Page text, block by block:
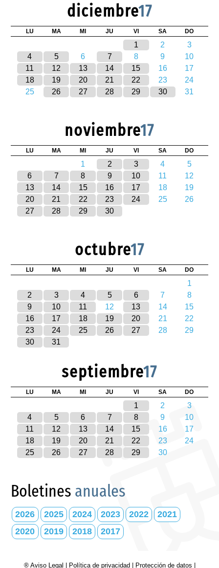
diciembre17
LU MA MI JU VI SA DO
1 2
3
4
5 6 7 8 9
10
11
12 13 14 15 16
17
18
19 20 21 22 23
24
25
26 27 28 29 30 31
noviembre17
LU MA MI JU VI SA DO
1 2 3 4
5
6
7 8 9 10 11
12
13
14 15 16 17 18
19
20
21 22 23 24 25
26
27
28 29 30
octubre17
LU MA MI JU VI SA DO
1
2
3 4 5 6 7
8
9
10 11 12 13 14
15
16
17 18 19 20 21
22
23
24 25 26 27 28
29
30
31
septiembre17
LU MA MI JU VI SA DO
1 2
3
4
5 6 7 8 9
10
11
12 13 14 15 16
17
18
19 20 21 22 23
24
25
26 27 28 29 30
Boletines anuales
2026 2025 2024 2023 2022
2021
2020
2019 2018 2017
® Aviso Legal Política de privacidad Protección de datos